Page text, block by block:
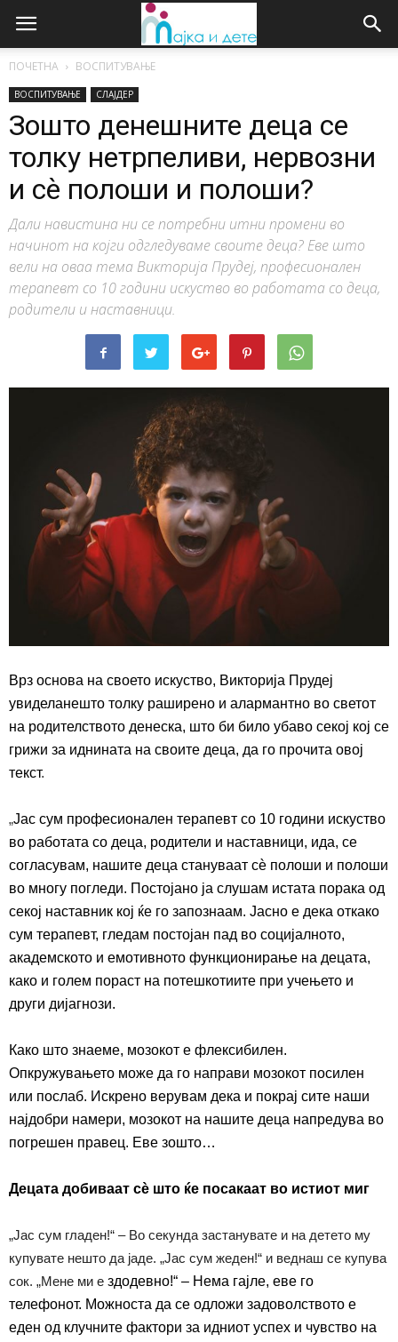
ПОЧЕТНА ВОСПИТУВАЊЕ
ВОСПИТУВАЊЕ СЛАЈДЕР
Зошто денешните деца се
толку нетрпеливи, нервозни
и сѐ полоши и полоши?
Дали навистина ни се потребни итни промени во
начинот на којги одгледуваме своите деца? Еве што
вели на оваа тема Викторија Прудеј, професионален
терапевт со 10 години искуство во работата со деца,
родители и наставници.
Врз основа на своето искуство, Викторија Прудеј
увиделанешто толку раширено и алармантно во светот
на родителството денеска, што би било убаво секој кој се
грижи за иднината на своите деца, да го прочита овој
текст.
„Јас сум професионален терапевт со 10 години искуство
во работата со деца, родители и наставници, ида, се
согласувам, нашите деца стануваат сѐ полоши и полоши
во многу погледи. Постојано ја слушам истата порака од
секој наставник кој ќе го запознаам. Јасно е дека откако
сум терапевт, гледам постојан пад во социјалното,
академското и емотивното функционирање на децата,
како и голем пораст на потешкотиите при учењето и
други дијагнози.
Како што знаеме, мозокот е флексибилен.
Опкружувањето може да го направи мозокот посилен
или послаб. Искрено верувам дека и покрај сите наши
најдобри намери, мозокот на нашите деца напредува во
погрешен правец. Еве зошто…
Децата добиваат сѐ што ќе посакаат во истиот миг
„Јас сум гладен!“ – Во секунда застанувате и на детето му
купувате нешто да јаде. „Јас сум жеден!“ и веднаш се купува
сок. „Мене ми е здодевно!“ – Нема гајле, еве го
телефонот. Можноста да се одложи задоволството е
еден од клучните фактори за идниот успех и чувство на